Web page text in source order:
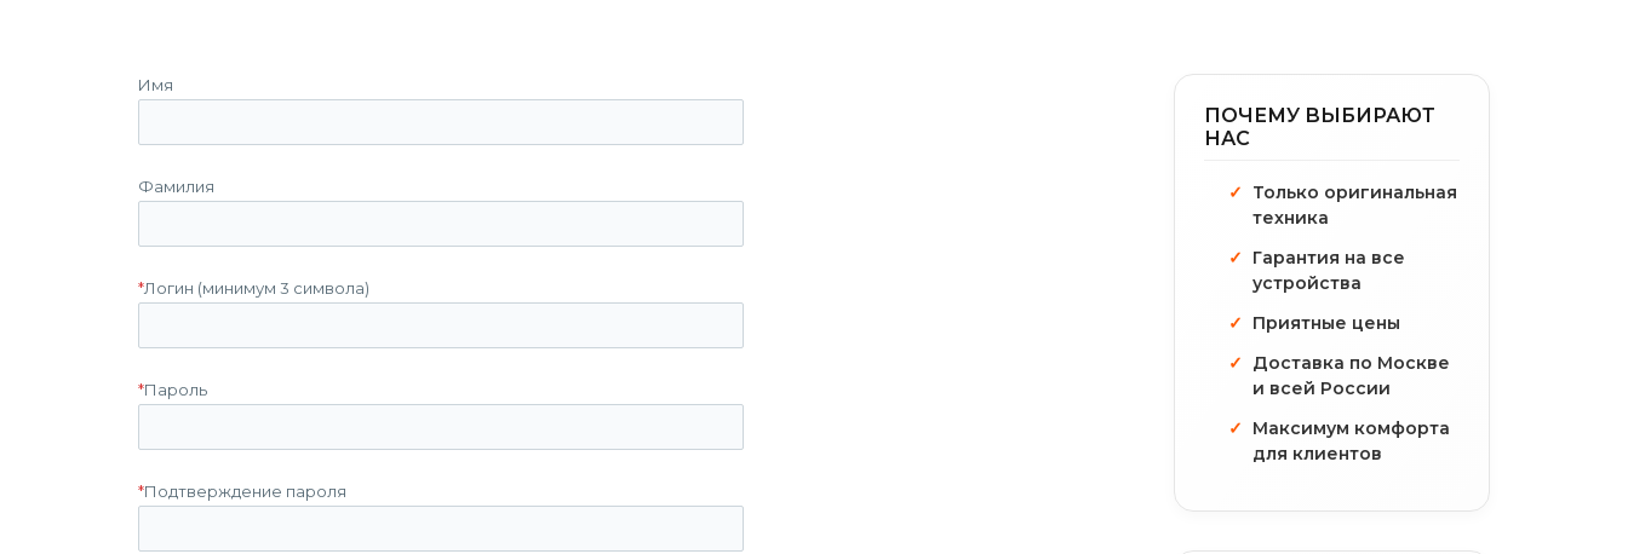
Имя
Фамилия
*Логин (минимум 3 символа)
*Пароль
*Подтверждение пароля
ПОЧЕМУ ВЫБИРАЮТ
НАС
Только оригинальная
техника
Гарантия на все
устройства
Приятные цены
Доставка по Москве
и всей России
Максимум комфорта
для клиентов